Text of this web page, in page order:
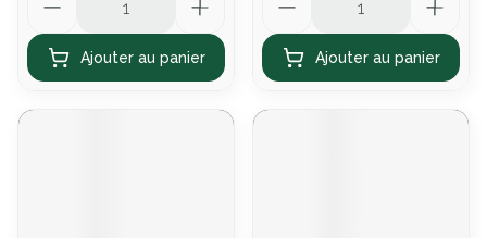
Ajouter au panier Ajouter au panier